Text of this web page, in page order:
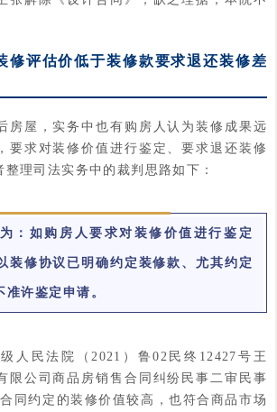
修评估价低于装修款要求退还装修差
房屋，实务中也有购房人认为装修成果远
要求对装修价值进行鉴定、要求退还装修
理司法实务中的裁判思路如下：
：如购房人要求对装修价值进行鉴定
装修协议已明确约定装修款、尤其约定
许鉴定申请。
人民法院（2021）鲁02民终12427号王
限公司商品房销售合同纠纷民事二审民事
同约定的装修价值较高，也符合商品市场